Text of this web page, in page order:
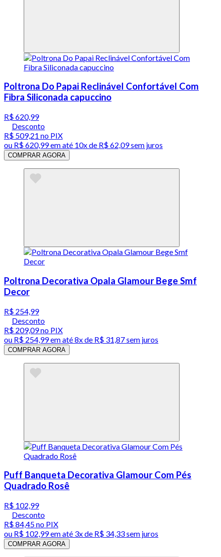
Poltrona Do Papai Reclinável Confortável Com
Fibra Siliconada capuccino
R$ 620,99
Desconto
R$ 509,21 no PIX
ou R$ 620,99em até 10x de R$ 62,09 sem juros
COMPRAR AGORA
Poltrona Decorativa Opala Glamour Bege Smf
Decor
R$ 254,99
Desconto
R$ 209,09no PIX
ou R$ 254,99em até8x de R$ 31,87 sem juros
COMPRAR AGORA
Puff Banqueta Decorativa Glamour Com Pés
Quadrado Rosê
R$ 102,99
Desconto
R$ 84,45no PIX
ou R$ 102,99em até 3x de R$ 34,33 sem juros
COMPRAR AGORA